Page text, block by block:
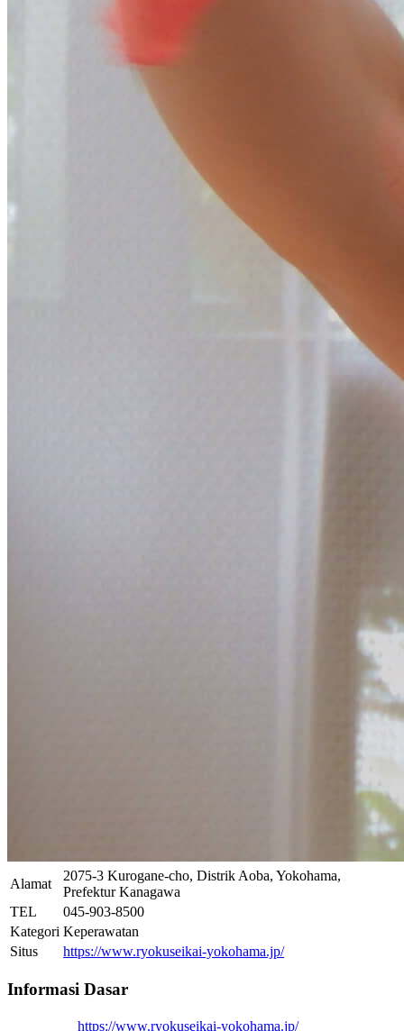
Alamat
2075-3 Kurogane-cho, Distrik Aoba, Yokohama,
Prefektur Kanagawa
TEL
045-903-8500
Kategori Keperawatan
Situs
https://www.ryokuseikai-yokohama.jp/
Informasi Dasar
https://www.ryokuseikai-yokohama.jp/